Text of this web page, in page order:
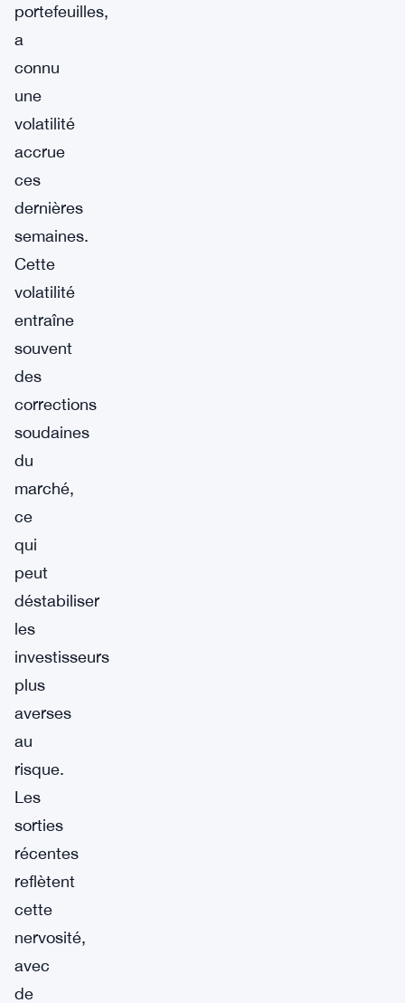
portefeuilles,
a
connu
une
volatilité
accrue
ces
dernières
semaines.
Cette
volatilité
entraîne
souvent
des
corrections
soudaines
du
marché,
ce
qui
peut
déstabiliser
les
investisseurs
plus
averses
au
risque.
Les
sorties
récentes
reflètent
cette
nervosité,
avec
de